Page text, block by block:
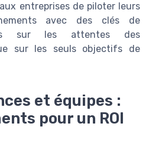
entreprises de piloter leurs
avec des clés de
sur les attentes des
sur les seuls objectifs de
et équipes :
pour un ROI